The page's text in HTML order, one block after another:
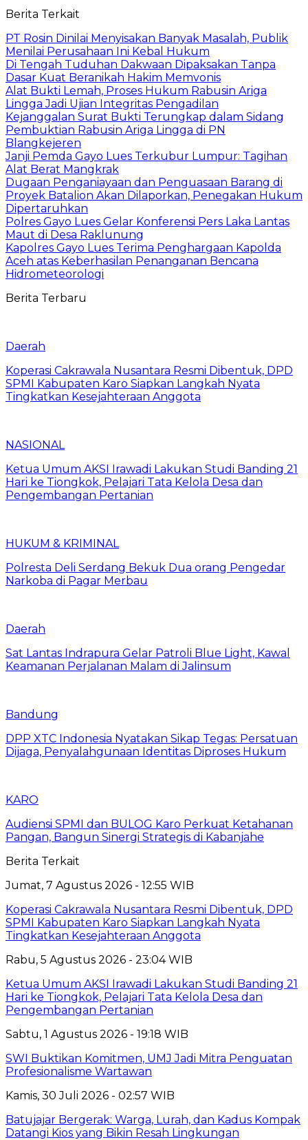
Berita Terkait
PT Rosin Dinilai Menyisakan Banyak Masalah, Publik
Menilai Perusahaan Ini Kebal Hukum
Di Tengah Tuduhan Dakwaan Dipaksakan Tanpa
Dasar Kuat Beranikah Hakim Memvonis
Alat Bukti Lemah, Proses Hukum Rabusin Ariga
Lingga Jadi Ujian Integritas Pengadilan
Kejanggalan Surat Bukti Terungkap dalam Sidang
Pembuktian Rabusin Ariga Lingga di PN
Blangkejeren
Janji Pemda Gayo Lues Terkubur Lumpur: Tagihan
Alat Berat Mangkrak
Dugaan Penganiayaan dan Penguasaan Barang di
Proyek Batalion Akan Dilaporkan, Penegakan Hukum
Dipertaruhkan
Polres Gayo Lues Gelar Konferensi Pers Laka Lantas
Maut di Desa Raklunung
Kapolres Gayo Lues Terima Penghargaan Kapolda
Aceh atas Keberhasilan Penanganan Bencana
Hidrometeorologi
Berita Terbaru
Daerah
Koperasi Cakrawala Nusantara Resmi Dibentuk, DPD
SPMI Kabupaten Karo Siapkan Langkah Nyata
Tingkatkan Kesejahteraan Anggota
NASIONAL
Ketua Umum AKSI Irawadi Lakukan Studi Banding 21
Hari ke Tiongkok, Pelajari Tata Kelola Desa dan
Pengembangan Pertanian
HUKUM & KRIMINAL
Polresta Deli Serdang Bekuk Dua orang Pengedar
Narkoba di Pagar Merbau
Daerah
Sat Lantas Indrapura Gelar Patroli Blue Light, Kawal
Keamanan Perjalanan Malam di Jalinsum
Bandung
DPP XTC Indonesia Nyatakan Sikap Tegas: Persatuan
Dijaga, Penyalahgunaan Identitas Diproses Hukum
KARO
Audiensi SPMI dan BULOG Karo Perkuat Ketahanan
Pangan, Bangun Sinergi Strategis di Kabanjahe
Berita Terkait
Jumat, 7 Agustus 2026 - 12:55 WIB
Koperasi Cakrawala Nusantara Resmi Dibentuk, DPD
SPMI Kabupaten Karo Siapkan Langkah Nyata
Tingkatkan Kesejahteraan Anggota
Rabu, 5 Agustus 2026 - 23:04 WIB
Ketua Umum AKSI Irawadi Lakukan Studi Banding 21
Hari ke Tiongkok, Pelajari Tata Kelola Desa dan
Pengembangan Pertanian
Sabtu, 1 Agustus 2026 - 19:18 WIB
SWI Buktikan Komitmen, UMJ Jadi Mitra Penguatan
Profesionalisme Wartawan
Kamis, 30 Juli 2026 - 02:57 WIB
Batujajar Bergerak: Warga, Lurah, dan Kadus Kompak
Datangi Kios yang Bikin Resah Lingkungan